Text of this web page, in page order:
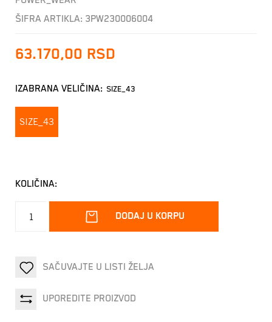
ŠIFRA ARTIKLA: 3PW230006004
63.170,00 RSD
IZABRANA VELIČINA: SIZE_43
SIZE_43
KOLIČINA:
DODAJ U KORPU
SAČUVAJTE U LISTI ŽELJA
UPOREDITE PROIZVOD